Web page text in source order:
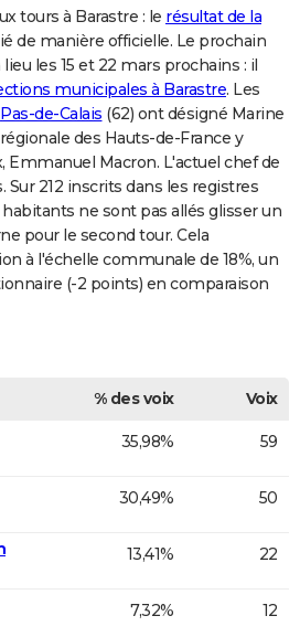
tours à Barastre : le résultat de la
de manière officielle. Le prochain
les 15 et 22 mars prochains : il
municipales à Barastre. Les
Pas-de-Calais (62) ont désigné Marine
des Hauts-de-France y
Emmanuel Macron. L'actuel chef de
Sur 212 inscrits dans les registres
habitants ne sont pas allés glisser un
pour le second tour. Cela
à l'échelle communale de 18%, un
(-2 points) en comparaison
% des voix
Voix
35,98% 59
30,49% 50
13,41% 22
7,32% 12